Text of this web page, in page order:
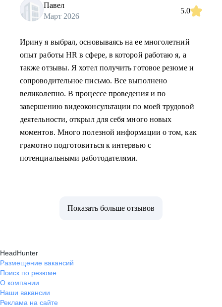
Павел
Март 2026
5.0
Ирину я выбрал, основываясь на ее многолетний
опыт работы HR в сфере, в которой работаю я, а
также отзывы. Я хотел получить готовое резюме и
сопроводительное письмо. Все выполнено
великолепно. В процессе проведения и по
завершению видеоконсультации по моей трудовой
деятельности, открыл для себя много новых
моментов. Много полезной информации о том, как
грамотно подготовиться к интервью с
потенциальными работодателями.
Показать больше отзывов
HeadHunter
Размещение вакансий
Поиск по резюме
О компании
Наши вакансии
Реклама на сайте